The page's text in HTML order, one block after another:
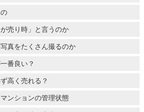
売り時」と言うのか
真をたくさん撮るのか
番良い？
高く売れる？
ンションの管理状態